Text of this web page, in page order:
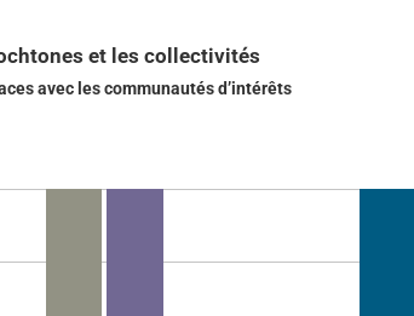
et les collectivités
avec les communautés d’intérêts